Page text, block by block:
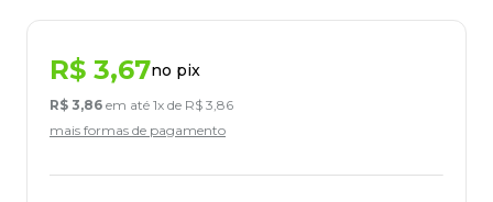
R$ 3,67no pix
R$ 3,86 em até 1x de R$ 3,86
mais formas de pagamento